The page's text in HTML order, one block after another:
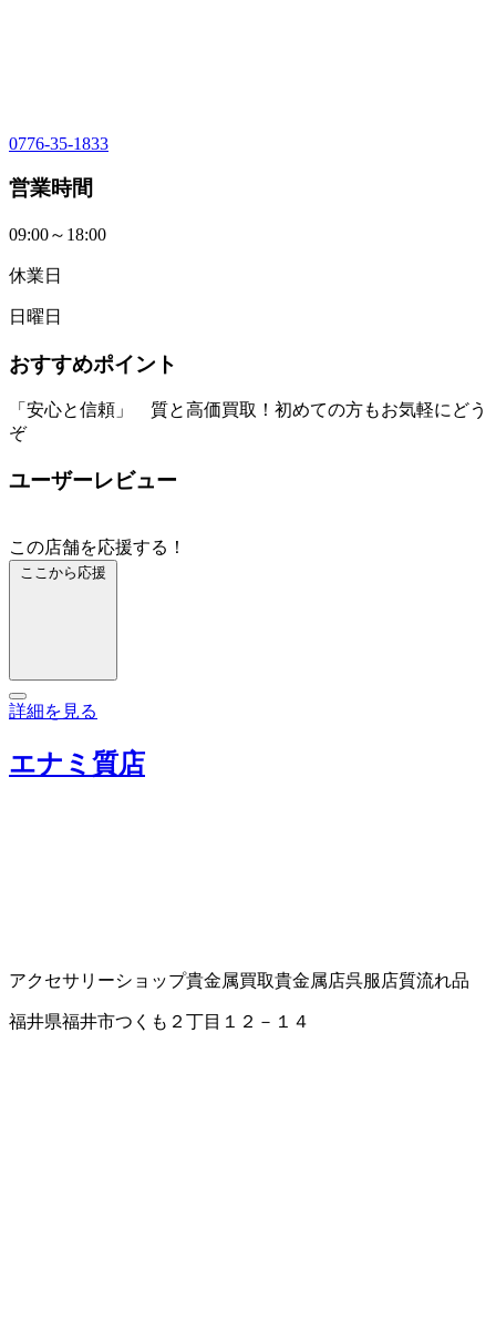
0776-35-1833
営業時間
09:00～18:00
休業日
日曜日
おすすめポイント
「安心と信頼」 質と高価買取！初めての方もお気軽にどう
ぞ
ユーザーレビュー
この店舗を応援する！
ここから応援
詳細を見る
エナミ質店
アクセサリーショップ貴金属買取貴金属店呉服店質流れ品
福井県福井市つくも２丁目１２－１４